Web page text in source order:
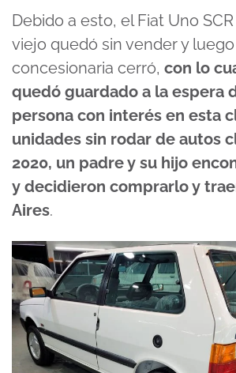
Debido a esto, el Fiat Uno
viejo quedó sin vender y
concesionaria cerró, con lo
quedó guardado a la espera
persona con interés en esta
unidades sin rodar de autos
2020, un padre y su hijo
y decidieron comprarlo y
Aires.